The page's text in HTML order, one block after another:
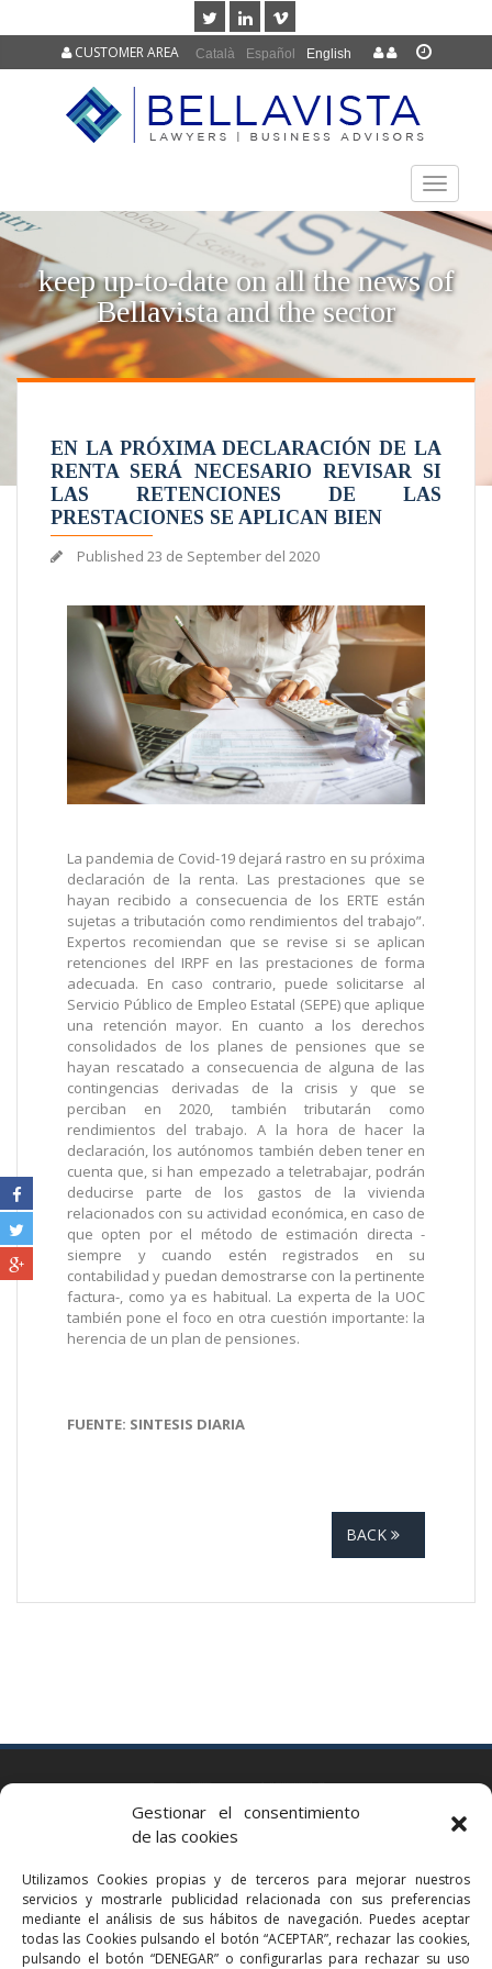
Gestionar el consentimiento
de las cookies
Utilizamos Cookies propias y de terceros para mejorar nuestros
servicios y mostrarle publicidad relacionada con sus preferencias
mediante el análisis de sus hábitos de navegación. Puedes aceptar
todas las Cookies pulsando el botón “ACEPTAR”, rechazar las cookies,
pulsando el botón “DENEGAR” o configurarlas para rechazar su uso
Català Español English
CUSTOMER AREA
TOGGLE
keep up-to-date on all the news of
Bellavista and the sector
EN LA PRÓXIMA DECLARACIÓN DE LA
RENTA SERÁ NECESARIO REVISAR SI
LAS RETENCIONES DE LAS
PRESTACIONES SE APLICAN BIEN
Published 23 de September del 2020
La pandemia de Covid-19 dejará rastro en su próxima
declaración de la renta. Las prestaciones que se
hayan recibido a consecuencia de los ERTE están
sujetas a tributación como rendimientos del trabajo”.
Expertos recomiendan que se revise si se aplican
retenciones del IRPF en las prestaciones de forma
adecuada. En caso contrario, puede solicitarse al
Servicio Público de Empleo Estatal (SEPE) que aplique
una retención mayor. En cuanto a los derechos
consolidados de los planes de pensiones que se
hayan rescatado a consecuencia de alguna de las
contingencias derivadas de la crisis y que se
perciban en 2020, también tributarán como
rendimientos del trabajo. A la hora de hacer la
declaración, los autónomos también deben tener en
cuenta que, si han empezado a teletrabajar, podrán
deducirse parte de los gastos de la vivienda
relacionados con su actividad económica, en caso de
que opten por el método de estimación directa -
siempre y cuando estén registrados en su
contabilidad y puedan demostrarse con la pertinente
factura-, como ya es habitual. La experta de la UOC
también pone el foco en otra cuestión importante: la
herencia de un plan de pensiones.
FUENTE: SINTESIS DIARIA
BACK
Via Augusta 2 bis, 3º, 08006 Barcelona
bcn@bellavistalegal.eu
GRANOLLERS
C/ Sant Jaume, 16 1r, 08401 Granollers (Bcn)